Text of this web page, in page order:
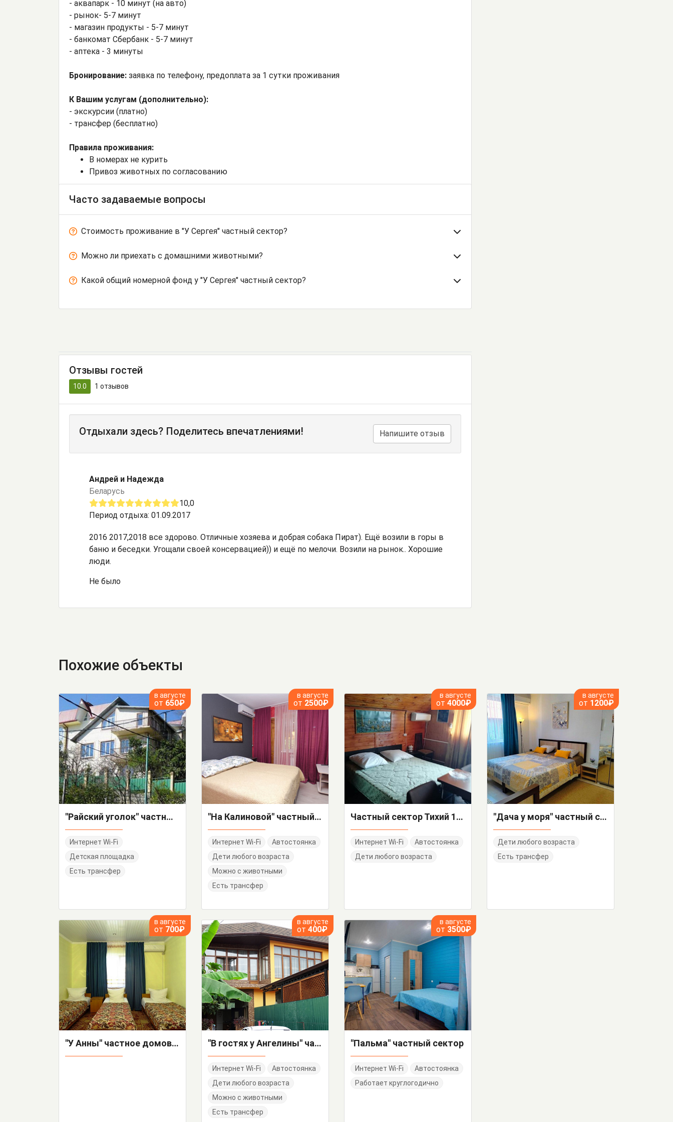
- аквапарк - 10 минут (на авто)
- рынок- 5-7 минут
- магазин продукты - 5-7 минут
- банкомат Сбербанк - 5-7 минут
- аптека - 3 минуты
Бронирование: заявка по телефону, предоплата за 1 сутки проживания
К Вашим услугам (дополнительно):
- экскурсии (платно)
- трансфер (бесплатно)
Правила проживания:
В номерах не курить
Привоз животных по согласованию
Часто задаваемые вопросы
Стоимость проживание в "У Сергея" частный сектор?
Можно ли приехать с домашними животными?
Какой общий номерной фонд у "У Сергея" частный сектор?
Отзывы гостей
10.0 1 отзывов
Отдыхали здесь? Поделитесь впечатлениями! Напишите отзыв
Андрей и Надежда
Беларусь
10,0
Период отдыха: 01.09.2017
2016 2017,2018 все здорово. Отличные хозяева и добрая собака Пират). Ещё возили в горы в
баню и беседки. Угощали своей консервацией)) и ещё по мелочи. Возили на рынок.. Хорошие
люди.
Не было
Похожие объекты
в августе
от 650₽
"Райский уголок" частный сектор
Интернет Wi-Fi
Детская площадка
Есть трансфер
в августе
от 2500₽
"На Калиновой" частный сектор
Интернет Wi-Fi
Автостоянка
Дети любого возраста
Можно с животными
Есть трансфер
в августе
от 4000₽
Частный сектор Тихий 1/А
Интернет Wi-Fi
Автостоянка
Дети любого возраста
в августе
от 1200₽
"Дача у моря" частный сектор
Дети любого возраста
Есть трансфер
в августе
от 700₽
"У Анны" частное домовладение
в августе
от 400₽
"В гостях у Ангелины" частный сектор
Интернет Wi-Fi
Автостоянка
Дети любого возраста
Можно с животными
Есть трансфер
в августе
от 3500₽
"Пальма" частный сектор
Интернет Wi-Fi
Автостоянка
Работает круглогодично